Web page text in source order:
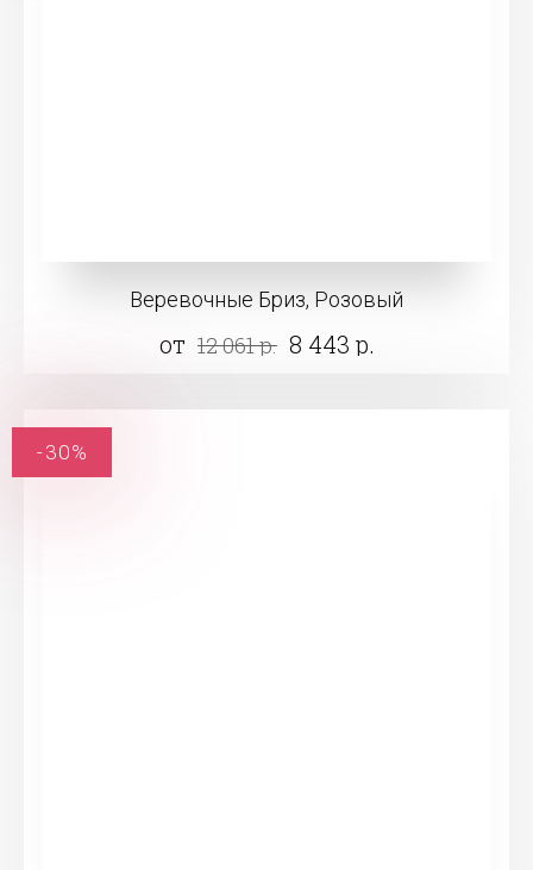
Веревочные Бриз, Розовый
от 12 061 р. 8 443 р.
-30%